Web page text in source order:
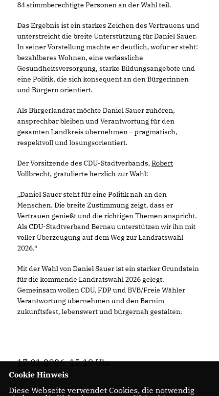
84 stimmberechtigte Personen an der Wahl teil.
Das Ergebnis ist ein starkes Zeichen des Vertrauens und
unterstreicht die breite Unterstützung für Daniel Sauer.
In seiner Vorstellung machte er deutlich, wofür er steht:
bezahlbares Wohnen, eine verlässliche
Gesundheitsversorgung, starke Bildungsangebote und
eine Politik, die sich konsequent an den Bürgerinnen
und Bürgern orientiert.
Als Bürgerlandrat möchte Daniel Sauer zuhören,
ansprechbar bleiben und Verantwortung für den
gesamten Landkreis übernehmen – pragmatisch,
respektvoll und lösungsorientiert.
Der Vorsitzende des CDU-Stadtverbands, Robert
Vollbrecht, gratulierte herzlich zur Wahl:
Daniel Sauer steht für eine Politik nah an den
Menschen. Die breite Zustimmung zeigt, dass er
Vertrauen genießt und die richtigen Themen anspricht.
Als CDU-Stadtverband Bernau unterstützen wir ihn mit
voller Überzeugung auf dem Weg zur Landratswahl
2026.“
Mit der Wahl von Daniel Sauer ist ein starker Grundstein
für die kommende Landratswahl 2026 gelegt.
Gemeinsam wollen CDU, FDP und BVB/Freie Wähler
Verantwortung übernehmen und den Barnim
zukunftsfest, lebenswert und bürgernah gestalten.
17.01.2026, 15:19 Uhr
Cookie Hinweis
Diese Webseite verwendet Cookies, die notwendig